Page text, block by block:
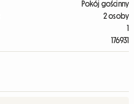
Pokój gościnny
2 osoby
1
176931